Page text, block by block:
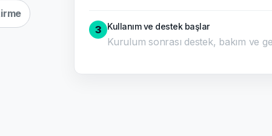
3 Kullanım ve destek başlar
Kurulum sonrası destek, bakım ve